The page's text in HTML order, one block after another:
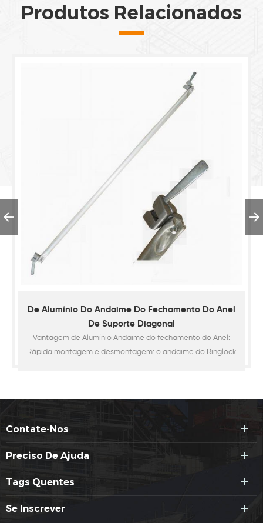
Produtos Relacionados
De Alumínio Do Andaime Do Fechamento Do Anel
De Suporte Diagonal
Vantagem de Alumínio Andaime do fechamento do Anel:
Rápida montagem e desmontagem: o andaime do Ringlock
Contate-Nos
Preciso De Ajuda
Tags Quentes
Se Inscrever